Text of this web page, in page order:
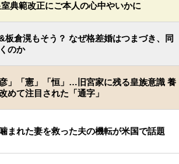
典範改正にご本人の心中やいかに
板倉滉もそう？ なぜ格差婚はつまづき、同
のか
彦」「憲」「恒」…旧宮家に残る皇族意識 養
めて注目された「通字」
まれた妻を救った夫の機転が米国で話題